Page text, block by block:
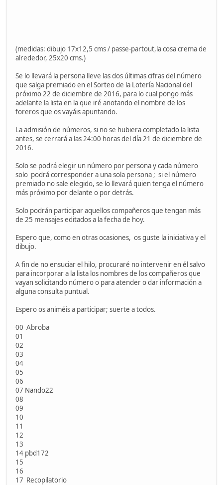
(medidas: dibujo 17x12,5 cms / passe-partout,la cosa crema de
alrededor, 25x20 cms.)
Se lo llevará la persona lleve las dos últimas cifras del número
que salga premiado en el Sorteo de la Lotería Nacional del
próximo 22 de diciembre de 2016, para lo cual pongo más
adelante la lista en la que iré anotando el nombre de los
foreros que os vayáis apuntando.
La admisión de números, si no se hubiera completado la lista
antes, se cerrará a las 24:00 horas del día 21 de diciembre de
2016.
Solo se podrá elegir un número por persona y cada número
solo podrá corresponder a una sola persona ; si el número
premiado no sale elegido, se lo llevará quien tenga el número
más próximo por delante o por detrás.
Solo podrán participar aquellos compañeros que tengan más
de 25 mensajes editados a la fecha de hoy.
Espero que, como en otras ocasiones, os guste la iniciativa y el
dibujo.
A fin de no ensuciar el hilo, procuraré no intervenir en él salvo
para incorporar a la lista los nombres de los compañeros que
vayan solicitando número o para atender o dar información a
alguna consulta puntual.
Espero os animéis a participar; suerte a todos.
00 Abroba
01
02
03
04
05
06
07 Nando22
08
09
10
11
12
13
14 pbd172
15
16
17 Recopilatorio